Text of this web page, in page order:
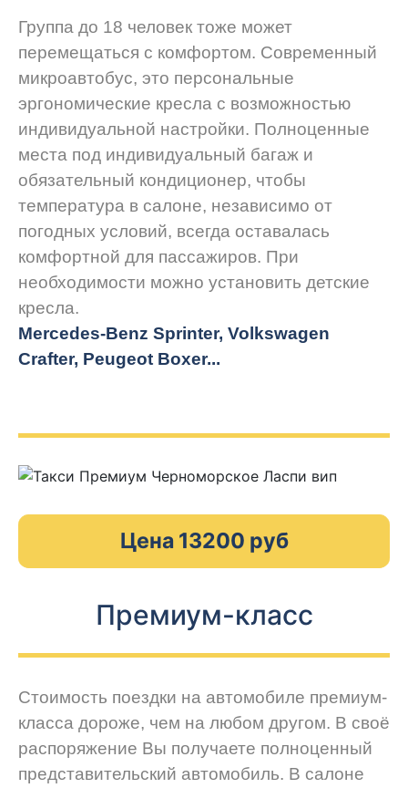
Группа до 18 человек тоже может
перемещаться с комфортом. Современный
микроавтобус, это персональные
эргономические кресла с возможностью
индивидуальной настройки. Полноценные
места под индивидуальный багаж и
обязательный кондиционер, чтобы
температура в салоне, независимо от
погодных условий, всегда оставалась
комфортной для пассажиров. При
необходимости можно установить детские
кресла.
Mercedes-Benz Sprinter, Volkswagen
Crafter, Peugeot Boxer...
Цена 13200 руб
Премиум-класс
Стоимость поездки на автомобиле премиум-
класса дороже, чем на любом другом. В своё
распоряжение Вы получаете полноценный
представительский автомобиль. В салоне